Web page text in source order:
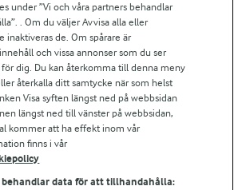
under ”Vi och våra partners behandlar
. Om du väljer Avvisa alla eller
inaktiveras de. Om spårare är
och vissa annonser som du ser
dig. Du kan återkomma till denna meny
återkalla ditt samtycke när som helst
Visa syften längst ned på webbsidan
längst ned till vänster på webbsidan,
kommer att ha effekt inom vår
finns i vår
behandlar data för att tillhandahålla: